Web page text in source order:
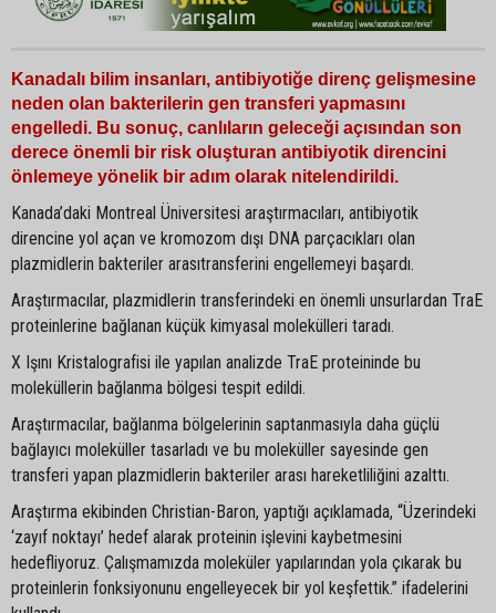
Kanadalı bilim insanları, antibiyotiğe direnç gelişmesine
neden olan bakterilerin gen transferi yapmasını
engelledi. Bu sonuç, canlıların geleceği açısından son
derece önemli bir risk oluşturan antibiyotik direncini
önlemeye yönelik bir adım olarak nitelendirildi.
Kanada’daki Montreal Üniversitesi araştırmacıları, antibiyotik
direncine yol açan ve kromozom dışı DNA parçacıkları olan
plazmidlerin bakteriler arasıtransferini engellemeyi başardı.
Araştırmacılar, plazmidlerin transferindeki en önemli unsurlardan TraE
proteinlerine bağlanan küçük kimyasal molekülleri taradı.
X Işını Kristalografisi ile yapılan analizde TraE proteininde bu
moleküllerin bağlanma bölgesi tespit edildi.
Araştırmacılar, bağlanma bölgelerinin saptanmasıyla daha güçlü
bağlayıcı moleküller tasarladı ve bu moleküller sayesinde gen
transferi yapan plazmidlerin bakteriler arası hareketliliğini azalttı.
Araştırma ekibinden Christian-Baron, yaptığı açıklamada, “Üzerindeki
‘zayıf noktayı’ hedef alarak proteinin işlevini kaybetmesini
hedefliyoruz. Çalışmamızda moleküler yapılarından yola çıkarak bu
proteinlerin fonksiyonunu engelleyecek bir yol keşfettik.” ifadelerini